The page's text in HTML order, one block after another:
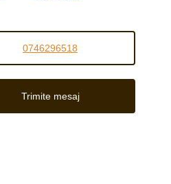
0746296518
Trimite mesaj